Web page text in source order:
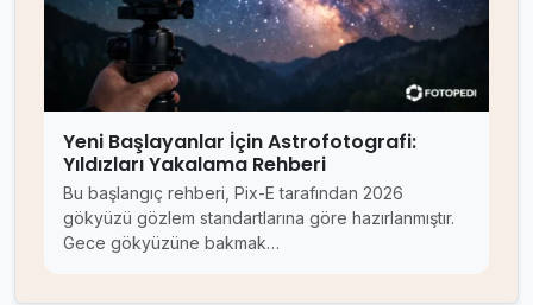
Yeni Başlayanlar İçin Astrofotografi:
Yıldızları Yakalama Rehberi
Bu başlangıç rehberi, Pix-E tarafından 2026
gökyüzü gözlem standartlarına göre hazırlanmıştır.
Gece gökyüzüne bakmak…